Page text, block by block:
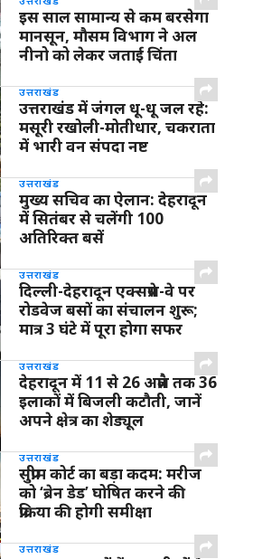
इस साल सामान्य से कम बरसेगा
मानसून, मौसम विभाग ने अल
नीनो को लेकर जताई चिंता
उत्तराखंड
उत्तराखंड में जंगल धू-धू जल रहे:
मसूरी रखोली-मोतीधार, चकराता
में भारी वन संपदा नष्ट
उत्तराखंड
मुख्य सचिव का ऐलान: देहरादून
में सितंबर से चलेंगी 100
अतिरिक्त बसें
उत्तराखंड
दिल्ली-देहरादून एक्सप्रेस-वे पर
रोडवेज बसों का संचालन शुरू;
मात्र 3 घंटे में पूरा होगा सफर
उत्तराखंड
देहरादून में 11 से 26 अप्रैल तक 36
इलाकों में बिजली कटौती, जानें
अपने क्षेत्र का शेड्यूल
उत्तराखंड
सुप्रीम कोर्ट का बड़ा कदम: मरीज
को ‘ब्रेन डेड’ घोषित करने की
प्रक्रिया की होगी समीक्षा
उत्तराखंड